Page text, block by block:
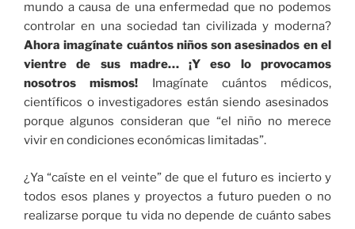
mundo a causa de una enfermedad que no podemos
controlar en una sociedad tan civilizada y moderna?
Ahora imagínate cuántos niños son asesinados en el
vientre de sus madre… ¡Y eso lo provocamos
nosotros mismos! Imagínate cuántos médicos,
científicos o investigadores están siendo asesinados
porque algunos consideran que “el niño no merece
vivir en condiciones económicas limitadas”.
¿Ya “caíste en el veinte” de que el futuro es incierto y
todos esos planes y proyectos a futuro pueden o no
realizarse porque tu vida no depende de cuánto sabes